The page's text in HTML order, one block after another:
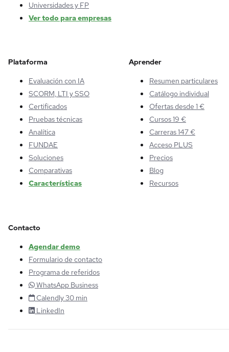
Universidades y FP
Ver todo para empresas
Plataforma
Evaluación con IA
SCORM, LTI y SSO
Certificados
Pruebas técnicas
Analítica
FUNDAE
Soluciones
Comparativas
Características
Aprender
Resumen particulares
Catálogo individual
Ofertas desde 1 €
Cursos 19 €
Carreras 147 €
Acceso PLUS
Precios
Blog
Recursos
Contacto
Agendar demo
Formulario de contacto
Programa de referidos
WhatsApp Business
Calendly 30 min
LinkedIn